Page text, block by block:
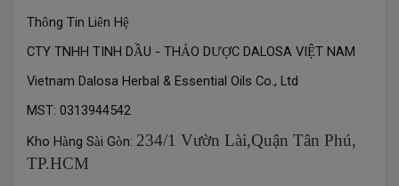
Thông Tin Liên Hệ
CTY TNHH TINH DẦU - THẢO DƯỢC DALOSA VI ỆT NAM
Vietnam Dalosa Herbal & Essential Oils Co., Ltd
MST: 0313944542
Kho Hàng Sài Gòn: 234/1 Vườn Lài,Quận Tân Phú,
TP.HCM